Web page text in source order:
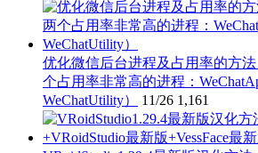
优化微信后台进程及占用率的方
个占用率非常高的进程：
WeChatUtility）
11/26 1,161